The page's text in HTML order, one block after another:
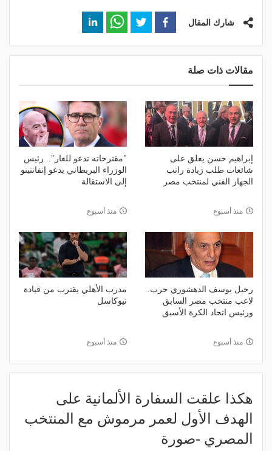
شارك المقال
مقالات ذات صلة
إبراهيم حسن يعلق على
شائعات طلب زيادة راتب
الجهاز الفني لمنتخب مصر
منذ أسبوع
"مقترحاته تدعو للعار".. رئيس
الوزراء البريطاني يدعو إنفانتينو
إلى الاستقالة
منذ أسبوع
رحيل يوسف الدهشوري حرب..
لاعب منتخب مصر السابق
ورئيس اتحاد الكرة الأسبق
منذ أسبوع
مدرب الأهلي يقترب من قيادة
نيوكاسل
منذ أسبوع
هكذا علقت السفارة الألمانية على
الهدف الأول لعمر مرموش مع المنتخب
المصري -صورة